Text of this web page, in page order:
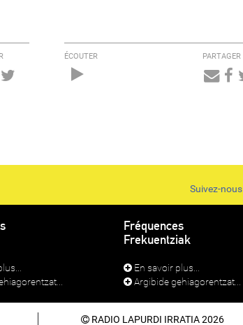
ÉCOUTER PARTAGER
Suivez-nous
Fréquences
Frekuentziak
En savoir plus...
Argibide gehiagorentzat...
RADIO LAPURDI IRRATIA 2026